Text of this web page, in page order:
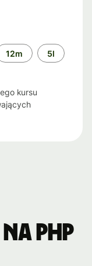
12m 5l
kursu
PHP